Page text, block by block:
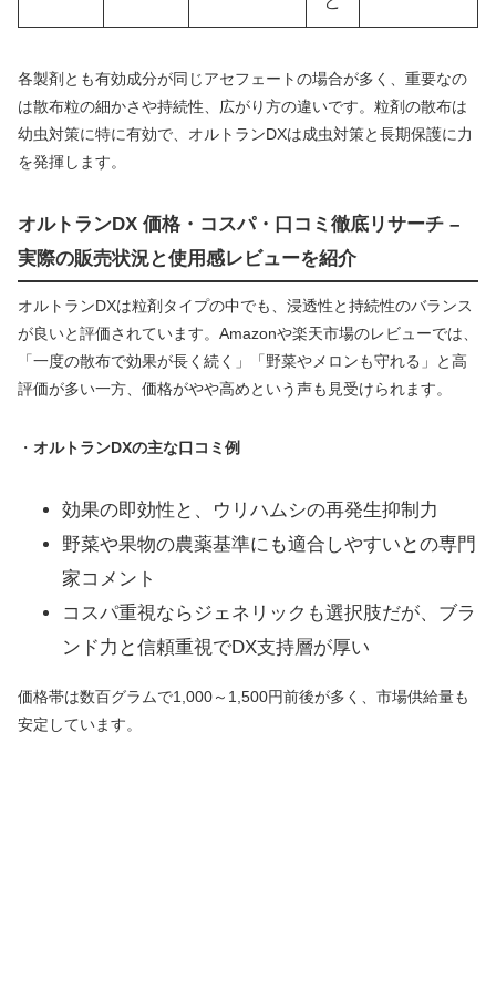
各製剤とも有効成分が同じアセフェートの場合が多く、重要なの
は散布粒の細かさや持続性、広がり方の違いです。粒剤の散布は
幼虫対策に特に有効で、オルトランDXは成虫対策と長期保護に力
を発揮します。
オルトランDX 価格・コスパ・口コミ徹底リサーチ –
実際の販売状況と使用感レビューを紹介
オルトランDXは粒剤タイプの中でも、浸透性と持続性のバランス
が良いと評価されています。Amazonや楽天市場のレビューでは、
「一度の散布で効果が長く続く」「野菜やメロンも守れる」と高
評価が多い一方、価格がやや高めという声も見受けられます。
・ オルトランDXの主な口コミ例
効果の即効性と、ウリハムシの再発生抑制力
野菜や果物の農薬基準にも適合しやすいとの専門
家コメント
コスパ重視ならジェネリックも選択肢だが、ブラ
ンド力と信頼重視でDX支持層が厚い
価格帯は数百グラムで1,000～1,500円前後が多く、市場供給量も
安定しています。